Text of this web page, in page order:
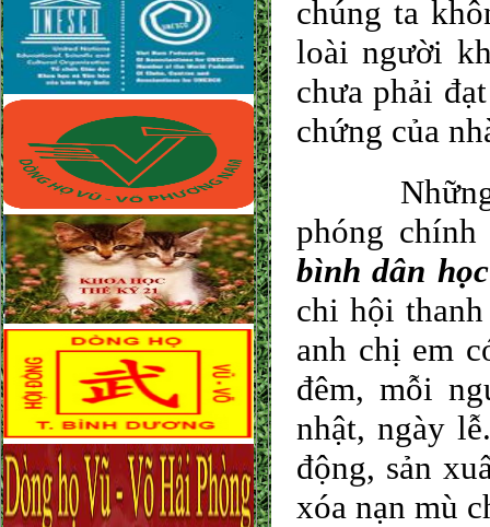
chúng ta
loài người
chưa phải
chứng của
Những
phóng
bình dân
chi hội
anh chị em
đêm, mỗi
nhật, ngày
động, sản
xóa nạn mù